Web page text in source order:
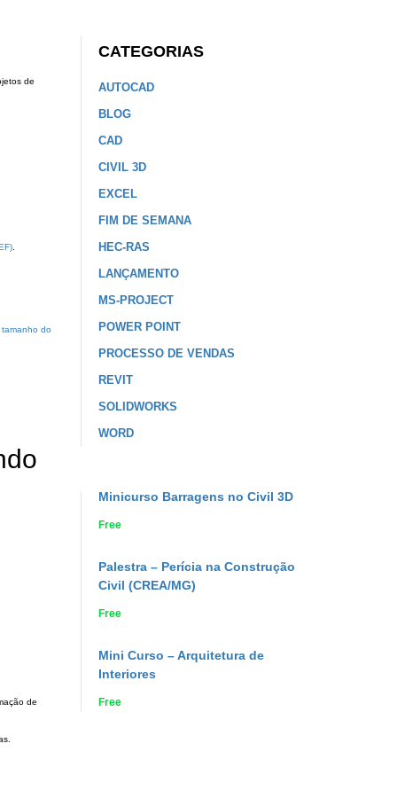
de
do
de
CATEGORIAS
AUTOCAD
BLOG
CAD
CIVIL 3D
EXCEL
FIM DE SEMANA
HEC-RAS
LANÇAMENTO
MS-PROJECT
POWER POINT
PROCESSO DE VENDAS
REVIT
SOLIDWORKS
WORD
Minicurso Barragens no Civil 3D
Free
Palestra – Perícia na Construção
Civil (CREA/MG)
Free
Mini Curso – Arquitetura de
Interiores
Free